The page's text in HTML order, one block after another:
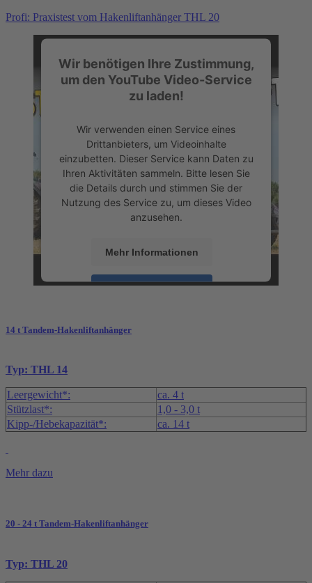
Profi: Praxistest vom Hakenliftanhänger THL 20
Wir benötigen Ihre Zustimmung,
um den YouTube Video-Service
zu laden!
Wir verwenden einen Service eines
Drittanbieters, um Videoinhalte
einzubetten. Dieser Service kann Daten zu
Ihren Aktivitäten sammeln. Bitte lesen Sie
die Details durch und stimmen Sie der
Nutzung des Service zu, um dieses Video
anzusehen.
Mehr Informationen
Akzeptieren
Management Platform
14 t Tandem-Hakenliftanhänger
Typ: THL 14
Leergewicht*:
ca. 4 t
Stützlast*:
1,0 - 3,0 t
Kipp-/Hebekapazität*:
ca. 14 t
Mehr dazu
20 - 24 t Tandem-Hakenliftanhänger
Typ: THL 20